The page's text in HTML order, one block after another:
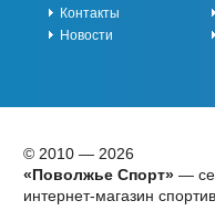
Контакты
Новости
© 2010 — 2026
«Поволжье Спорт»—
интернет-магазин